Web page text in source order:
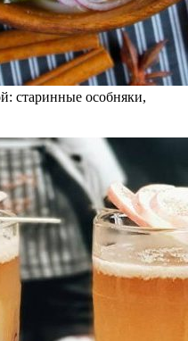
старинные особняки,